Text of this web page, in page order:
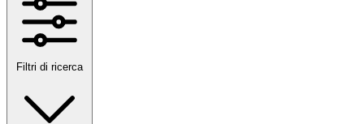
Filtri di ricerca